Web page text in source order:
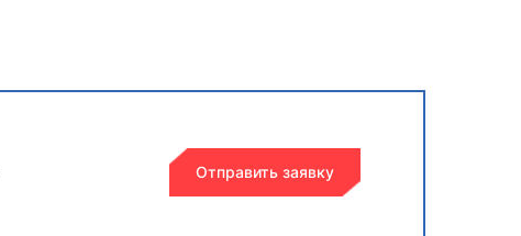
Отправить заявку